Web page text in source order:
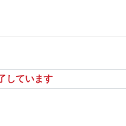
しています